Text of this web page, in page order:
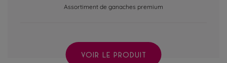
Assortiment de ganaches premium
VOIR LE PRODUIT